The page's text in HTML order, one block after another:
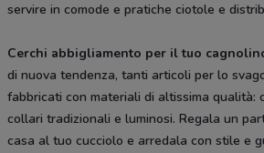
servire in comode e pratiche ciotole e
Cerchi abbigliamento per il tuo
di nuova tendenza, tanti articoli per lo
fabbricati con materiali di altissima qualità:
collari tradizionali e luminosi. Regala un
casa al tuo cucciolo e arredala con stile e